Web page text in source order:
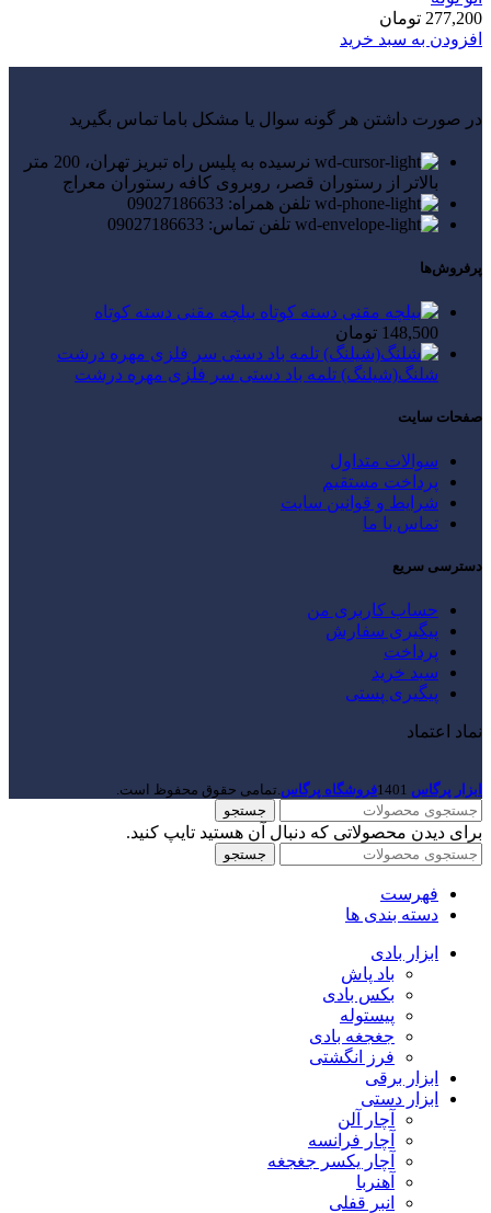
277,200 تومان
افزودن به سبد خرید
در صورت داشتن هر گونه سوال یا مشکل باما تماس بگیرید
نرسیده به پلیس راه تبریز تهران، 200 متر
بالاتر از رستوران قصر، روبروی کافه رستوران معراج
تلفن همراه: 09027186633
تلفن تماس: 09027186633
پرفروش‌ها
بیلچه مقنی دسته کوتاه
148,500 تومان
شلنگ(شیلنگ) تلمه باد دستی سر فلزی مهره درشت
صفحات سایت
سوالات متداول
پرداخت مستقیم
شرایط و قوانین سایت
تماس با ما
دسترسی سریع
حساب کاربری من
پیگیری سفارش
پرداخت
سبد خرید
پیگیری پستی
نماد اعتماد
ابزار پرگاس 1401فروشگاه پرگاس.تمامی حقوق محفوظ است.
جستجو
برای دیدن محصولاتی که دنبال آن هستید تایپ کنید.
جستجو
فهرست
دسته بندی ها
ابزار بادی
باد پاش
بکس بادی
پیستوله
جغجغه بادی
فرز انگشتی
ابزار برقی
ابزار دستی
آچار آلن
آچار فرانسه
آچار یکسر جغجغه
آهنربا
انبر قفلی